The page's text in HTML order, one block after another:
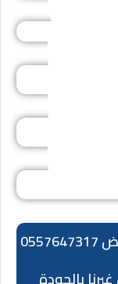
تمتد أعمال مظلات وسواتر عالم الرياض 0557647317